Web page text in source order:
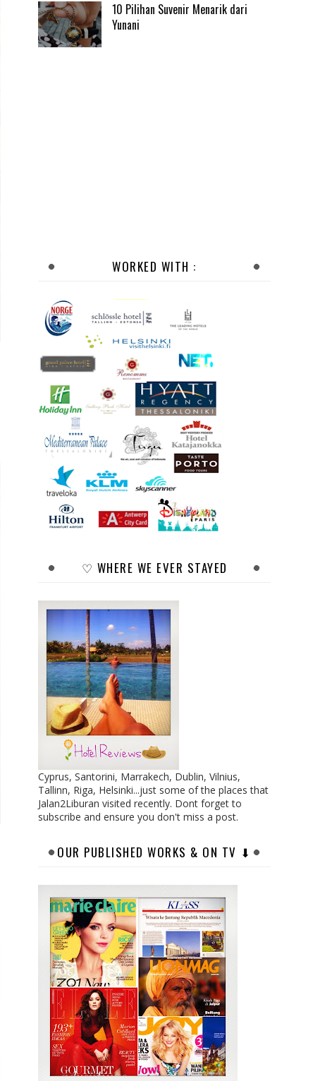
10 Pilihan Suvenir Menarik dari
Yunani
WORKED WITH :
♡ WHERE WE EVER STAYED
Cyprus, Santorini, Marrakech, Dublin, Vilnius,
Tallinn, Riga, Helsinki...just some of the places that
Jalan2Liburan visited recently. Dont forget to
subscribe and ensure you don't miss a post.
OUR PUBLISHED WORKS & ON TV ⬇︎